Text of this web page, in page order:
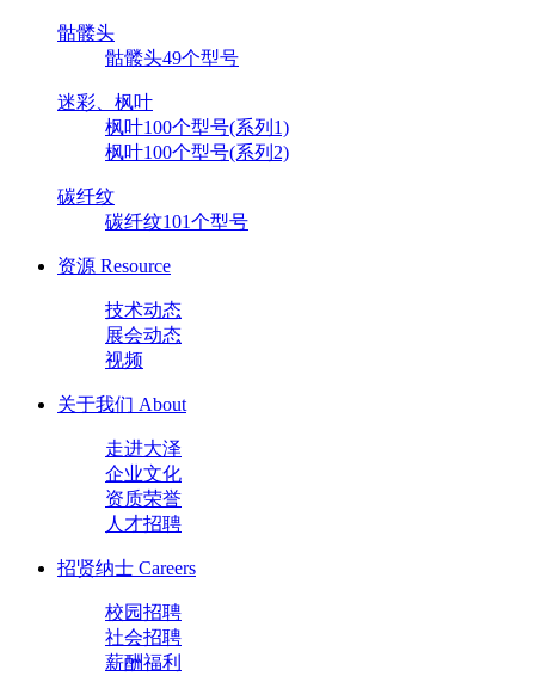
骷髅头
骷髅头49个型号
迷彩、枫叶
枫叶100个型号(系列1)
枫叶100个型号(系列2)
碳纤纹
碳纤纹101个型号
资源 Resource
技术动态
展会动态
视频
关于我们 About
走进大泽
企业文化
资质荣誉
人才招聘
招贤纳士 Careers
校园招聘
社会招聘
薪酬福利